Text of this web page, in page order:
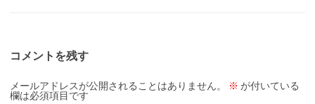
コメントを残す
メールアドレスが公開されることはありません。 ※ が付いている
欄は必須項目です